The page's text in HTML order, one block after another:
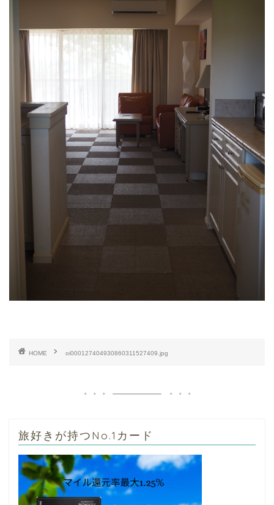
HOME oi000127404930860311527409.jpg
旅好きが持つNo.1カード